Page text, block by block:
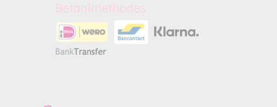
Betaalmethodes